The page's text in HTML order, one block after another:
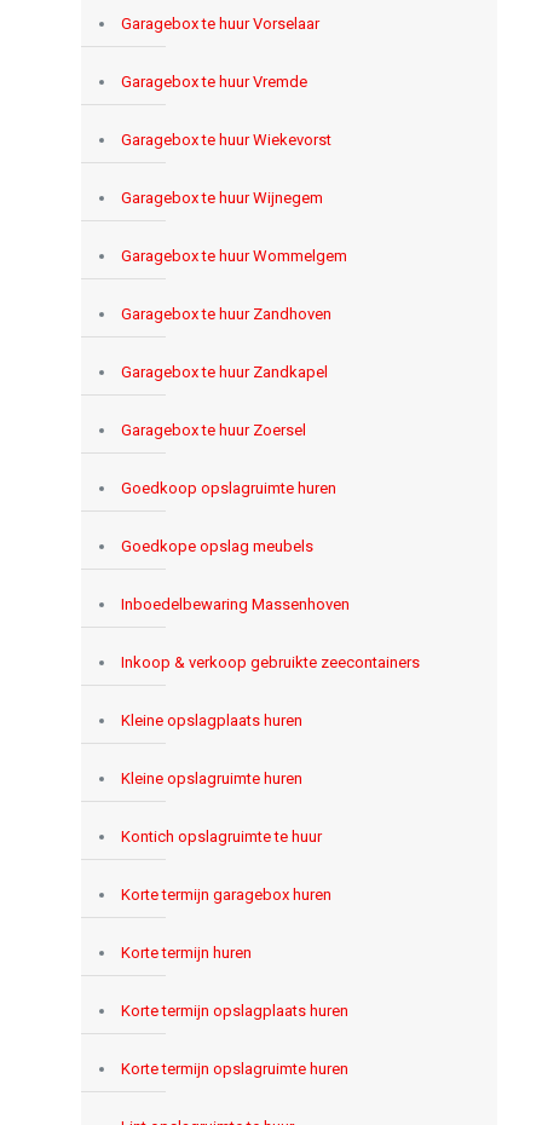
Garagebox te huur Vorselaar
Garagebox te huur Vremde
Garagebox te huur Wiekevorst
Garagebox te huur Wijnegem
Garagebox te huur Wommelgem
Garagebox te huur Zandhoven
Garagebox te huur Zandkapel
Garagebox te huur Zoersel
Goedkoop opslagruimte huren
Goedkope opslag meubels
Inboedelbewaring Massenhoven
Inkoop & verkoop gebruikte zeecontainers
Kleine opslagplaats huren
Kleine opslagruimte huren
Kontich opslagruimte te huur
Korte termijn garagebox huren
Korte termijn huren
Korte termijn opslagplaats huren
Korte termijn opslagruimte huren